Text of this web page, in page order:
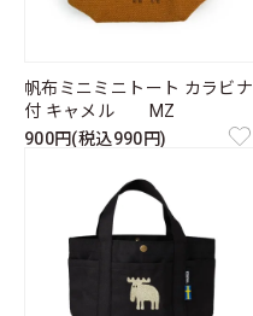
帆布ミニミニトート カラビナ
付 キャメル MZ
900円(税込990円)